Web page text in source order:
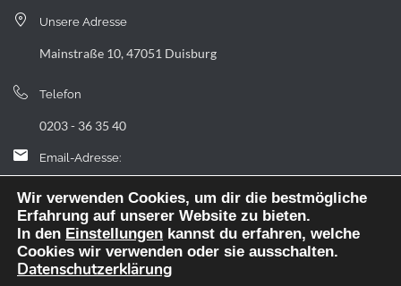
Unsere Adresse
Mainstraße 10, 47051 Duisburg
Telefon
0203 - 36 35 40
Email-Adresse:
landfermann.gymnasium[at]stadt-duisburg.de
Wir verwenden Cookies, um dir die bestmögliche
Erfahrung auf unserer Website zu bieten.
In den Einstellungen kannst du erfahren, welche
Cookies wir verwenden oder sie ausschalten.
Datenschutzerklärung